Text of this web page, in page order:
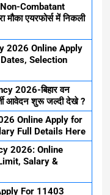
Combatant
एयरफोर्स में निकली
2026 Online Apply
Selection
2026-बिहार वन
आवेदन शुरू जल्दी देखे ?
Online Apply for
Full Details Here
2026: Online
Salary &
For 11403